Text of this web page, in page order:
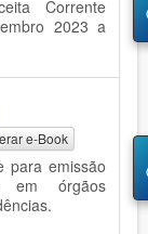
Corrente
2023 a
e-Book
para emissão
em órgãos